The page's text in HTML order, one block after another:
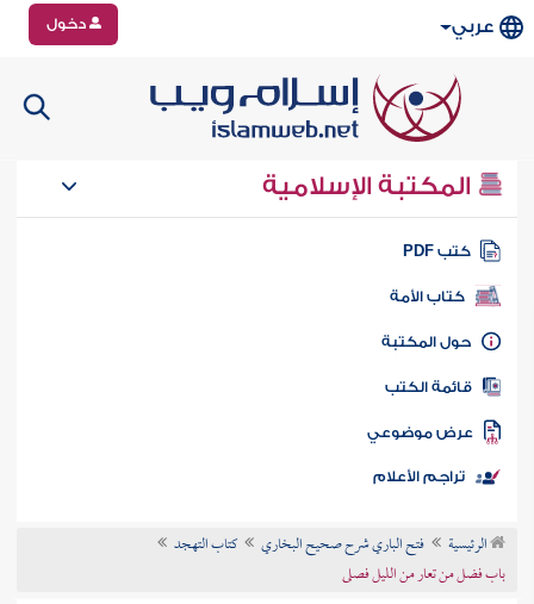
عربي دخول
المكتبة الإسلامية
كتب PDF
كتاب الأمة
المكتبة
الكتب
موضوعي
تراجم الأعلام
الرئيسية فتح الباري شرح صحيح البخاري
كتاب التهجد
باب فضل من تعار من الليل فصلى